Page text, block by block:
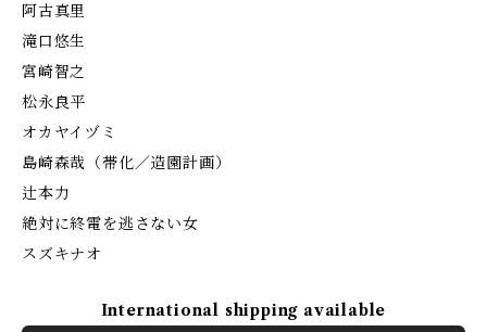
阿古真里
滝口悠生
宮崎智之
松永良平
オカヤイヅミ
島崎森哉（帯化／造園計画）
辻本力
絶対に終電を逃さない女
スズキナオ
International shipping available